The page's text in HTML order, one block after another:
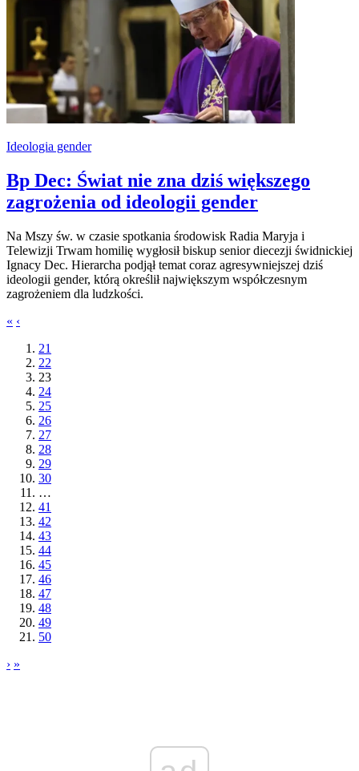
Ideologia gender
Bp Dec: Świat nie zna dziś większego
zagrożenia od ideologii gender
Na Mszy św. w czasie spotkania środowisk Radia Maryja i
Telewizji Trwam homilię wygłosił biskup senior diecezji świdnickiej
Ignacy Dec. Hierarcha podjął temat coraz agresywniejszej dziś
ideologii gender, którą określił największym współczesnym
zagrożeniem dla ludzkości.
« ‹
21
22
23
24
25
26
27
28
29
30
…
41
42
43
44
45
46
47
48
49
50
› »